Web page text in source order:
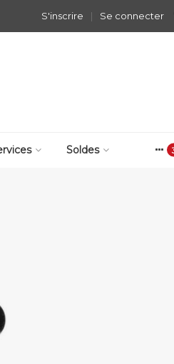
Se connecter
|
S'inscrire
Soldes